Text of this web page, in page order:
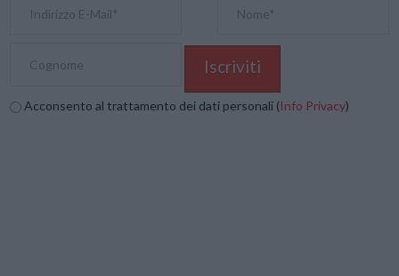
Acconsento al trattamento dei dati personali (Info Privacy)